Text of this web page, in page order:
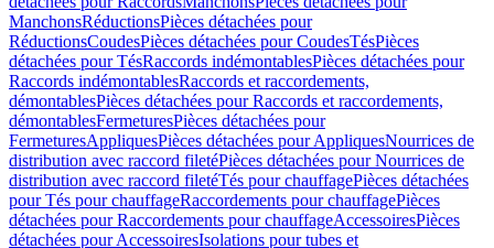
ManchonsRéductionsPièces détachées pour
RéductionsCoudesPièces détachées pour CoudesTésPièces
détachées pour TésRaccords indémontablesPièces détachées pour
Raccords indémontablesRaccords et raccordements,
démontablesPièces détachées pour Raccords et raccordements,
démontablesFermeturesPièces détachées pour
FermeturesAppliquesPièces détachées pour AppliquesNourrices de
distribution avec raccord filetéPièces détachées pour Nourrices de
distribution avec raccord filetéTés pour chauffagePièces détachées
pour Tés pour chauffageRaccordements pour chauffagePièces
détachées pour Raccordements pour chauffageAccessoiresPièces
détachées pour AccessoiresIsolations pour tubes et